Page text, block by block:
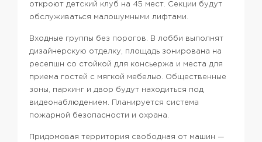
откроют детский клуб на 45 мест. Секции будут
обслуживаться малошумными лифтами.
Входные группы без порогов. В лобби выполнят
дизайнерскую отделку, площадь зонирована на
ресепшн со стойкой для консьержа и места для
приема гостей с мягкой мебелью. Общественные
зоны, паркинг и двор будут находиться под
видеонаблюдением. Планируется система
пожарной безопасности и охрана.
Придомовая территория свободная от машин —